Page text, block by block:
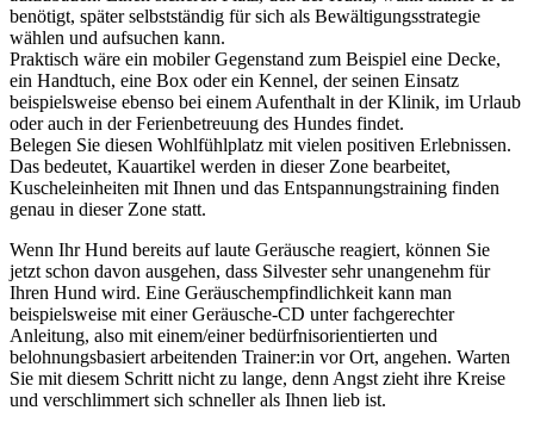
benötigt, später selbstständig für sich als Bewältigungsstrategie
wählen und aufsuchen kann.
Praktisch wäre ein mobiler Gegenstand zum Beispiel eine Decke,
ein Handtuch, eine Box oder ein Kennel, der seinen Einsatz
beispielsweise ebenso bei einem Aufenthalt in der Klinik, im Urlaub
oder auch in der Ferienbetreuung des Hundes findet.
Belegen Sie diesen Wohlfühlplatz mit vielen positiven Erlebnissen.
Das bedeutet, Kauartikel werden in dieser Zone bearbeitet,
Kuscheleinheiten mit Ihnen und das Entspannungstraining finden
genau in dieser Zone statt.
Wenn Ihr Hund bereits auf laute Geräusche reagiert, können Sie
jetzt schon davon ausgehen, dass Silvester sehr unangenehm für
Ihren Hund wird. Eine Geräuschempfindlichkeit kann man
beispielsweise mit einer Geräusche-CD unter fachgerechter
Anleitung, also mit einem/einer bedürfnisorientierten und
belohnungsbasiert arbeitenden Trainer:in vor Ort, angehen. Warten
Sie mit diesem Schritt nicht zu lange, denn Angst zieht ihre Kreise
und verschlimmert sich schneller als Ihnen lieb ist.